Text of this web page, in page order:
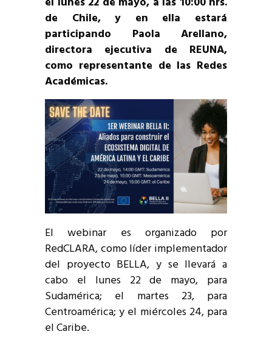
de Chile, y en ella estará
participando Paola Arellano,
directora ejecutiva de REUNA,
como representante de las Redes
Académicas.
El webinar es organizado por
RedCLARA, como líder implementador
del proyecto BELLA, y se llevará a
cabo el lunes 22 de mayo, para
Sudamérica; el martes 23, para
Centroamérica; y el miércoles 24, para
el Caribe.